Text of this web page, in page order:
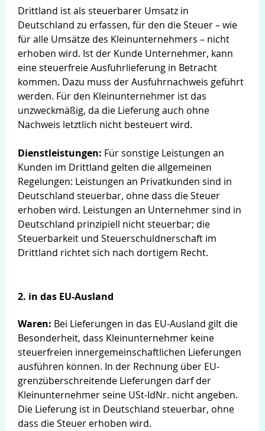
Drittland ist als steuerbarer Umsatz in
Deutschland zu erfassen, für den die Steuer – wie
für alle Umsätze des Kleinunternehmers – nicht
erhoben wird. Ist der Kunde Unternehmer, kann
eine steuerfreie Ausfuhrlieferung in Betracht
kommen. Dazu muss der Ausfuhrnachweis geführt
werden. Für den Kleinunternehmer ist das
unzweckmäßig, da die Lieferung auch ohne
Nachweis letztlich nicht besteuert wird.
Dienstleistungen: Für sonstige Leistungen an
Kunden im Drittland gelten die allgemeinen
Regelungen: Leistungen an Privatkunden sind in
Deutschland steuerbar, ohne dass die Steuer
erhoben wird. Leistungen an Unternehmer sind in
Deutschland prinzipiell nicht steuerbar; die
Steuerbarkeit und Steuerschuldnerschaft im
Drittland richtet sich nach dortigem Recht.
2. in das EU-Ausland
Waren: Bei Lieferungen in das EU-Ausland gilt die
Besonderheit, dass Kleinunternehmer keine
steuerfreien innergemeinschaftlichen Lieferungen
ausführen können. In der Rechnung über EU-
grenzüberschreitende Lieferungen darf der
Kleinunternehmer seine USt-IdNr. nicht angeben.
Die Lieferung ist in Deutschland steuerbar, ohne
dass die Steuer erhoben wird.